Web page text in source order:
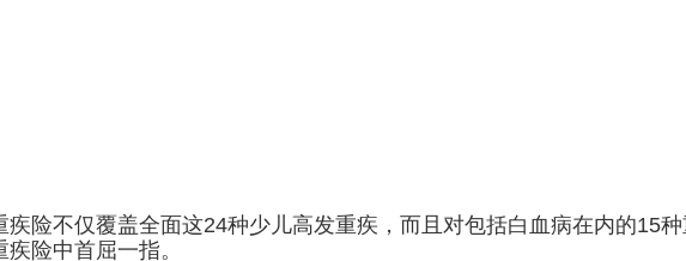
险不仅覆盖全面这24种少儿高发重疾，而且对包括白血病在内的15种
险中首屈一指。